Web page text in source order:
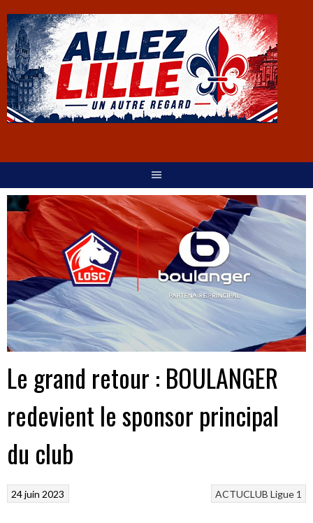
Le grand retour : BOULANGER
redevient le sponsor principal
du club
ACTUCLUB Ligue 1
24 juin 2023